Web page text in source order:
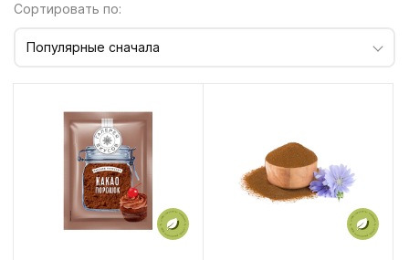
Сортировать по:
Популярные сначала